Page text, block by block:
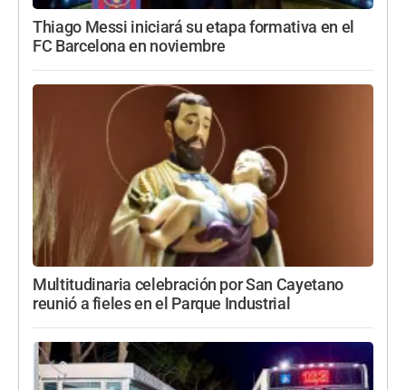
Thiago Messi iniciará su etapa formativa en el
FC Barcelona en noviembre
Multitudinaria celebración por San Cayetano
reunió a fieles en el Parque Industrial